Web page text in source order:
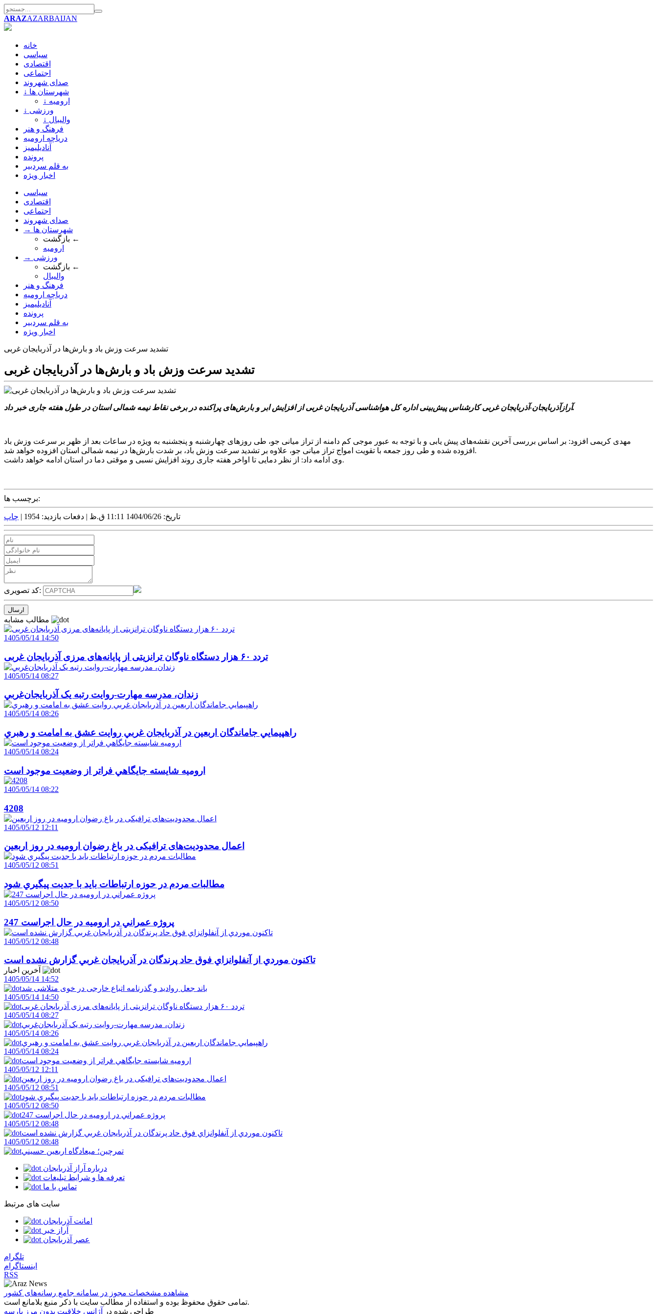
ARAZAZARBAIJAN
خانه
سیاسی
اقتصادی
اجتماعی
صدای شهروند
↓ شهرستان ها
↓ ارومیه
↓ ورزشی
↓ والیبال
فرهنگ و هنر
دریاچه ارومیه
آنادیلیمیز
پرونده
به قلم سردبیر
اخبار ویژه
سیاسی
اقتصادی
اجتماعی
صدای شهروند
→ شهرستان ها
بازگشت ←
ارومیه
→ ورزشی
بازگشت ←
والیبال
فرهنگ و هنر
دریاچه ارومیه
آنادیلیمیز
پرونده
به قلم سردبیر
اخبار ویژه
تشدید سرعت وزش باد و بارش‌ها در آذربایجان غربی
تشدید سرعت وزش باد و بارش‌ها در آذربایجان غربی
آرازآذربایجان-آذربایجان غربی کارشناس پیش‌بینی اداره کل هواشناسی آذربایجان غربی از افزایش ابر و بارش‌های پراکنده در برخی نقاط نیمه شمالی استان در طول هفته جاری خبر داد.
مهدی کریمی افزود: بر اساس بررسی آخرین نقشه‌های پیش یابی و با توجه به عبور موجی کم دامنه از تراز میانی جو، طی روزهای چهارشنبه و پنجشنبه به ویژه در ساعات بعد از ظهر بر سرعت وزش باد
افزوده شده و طی روز جمعه با تقویت امواج تراز میانی جو، علاوه بر تشدید سرعت وزش باد، بر شدت بارش‌ها در نیمه شمالی استان افزوده خواهد شد.
وی ادامه داد: از نظر دمایی تا اواخر هفته جاری روند افزایش نسبی و موقتی دما در استان ادامه خواهد داشت.
برچسب ها:
تاریخ: 1404/06/26 11:11 ق.ظ | دفعات بازدید: 1954 | چاپ
کد تصویری:
1405/05/14 14:50
تردد ۶۰ هزار دستگاه ناوگان ترانزیتی از پایانه‌های مرزی آذربایجان ‌غربی
1405/05/14 08:27
زندان، مدرسه مهارت-روايت رتبه يک آذربايجان‌غربي
1405/05/14 08:26
راهپيمايي جاماندگان اربعين در آذربايجان غربي روايت عشق به امامت و رهبري
1405/05/14 08:24
اروميه شايسته جايگاهي فراتر از وضعيت موجود است
1405/05/14 08:22
4208
1405/05/12 12:11
اعمال محدودیت‌های ترافیکی در باغ رضوان ارومیه در روز اربعین
1405/05/12 08:51
مطالبات مردم در حوزه ارتباطات بايد با جديت پيگيري شود
1405/05/12 08:50
247 پروژه عمراني در اروميه در حال اجراست
1405/05/12 08:48
تاکنون موردي از آنفلوانزاي فوق حاد پرندگان در آذربايجان غربي گزارش نشده است
1405/05/14 14:52
باند جعل روادید و گذرنامه اتباع خارجی در خوی متلاشی شد
1405/05/14 14:50
تردد ۶۰ هزار دستگاه ناوگان ترانزیتی از پایانه‌های مرزی آذربایجان ‌غربی
1405/05/14 08:27
زندان، مدرسه مهارت-روايت رتبه يک آذربايجان‌غربي
1405/05/14 08:26
راهپيمايي جاماندگان اربعين در آذربايجان غربي روايت عشق به امامت و رهبري
1405/05/14 08:24
اروميه شايسته جايگاهي فراتر از وضعيت موجود است
1405/05/12 12:11
اعمال محدودیت‌های ترافیکی در باغ رضوان ارومیه در روز اربعین
1405/05/12 08:51
مطالبات مردم در حوزه ارتباطات بايد با جديت پيگيري شود
1405/05/12 08:50
247 پروژه عمراني در اروميه در حال اجراست
1405/05/12 08:48
تاکنون موردي از آنفلوانزاي فوق حاد پرندگان در آذربايجان غربي گزارش نشده است
1405/05/12 08:48
تمرچين؛ ميعادگاه اربعين حسيني
درباره آراز آذربایجان
تعرفه ها و شرایط تبلیغات
تماس با ما
سایت های مرتبط
امانت آذربایجان
آراز خبر
عصر آذربایجان
تلگرام
اینستاگرام
RSS
مشاهده مشخصات مجوز در سامانه جامع رسانه‌های کشور
تمامی حقوق محفوظ بوده و استفاده از مطالب سایت با ذکر منبع بلامانع است.
طراحی شده در
آژانس خلاقیت بدون مرز پارسه